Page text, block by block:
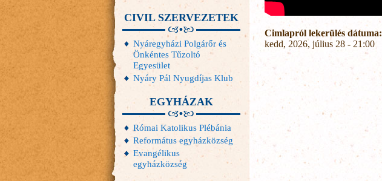
Cimlapról lekerülés dátuma:
kedd, 2026, július 28 - 21:00
CIVIL SZERVEZETEK
Nyáregyházi Polgárőr és
Önkéntes Tűzoltó
Egyesület
Nyáry Pál Nyugdíjas Klub
EGYHÁZAK
Római Katolikus Plébánia
Református egyházközség
Evangélikus
egyházközség